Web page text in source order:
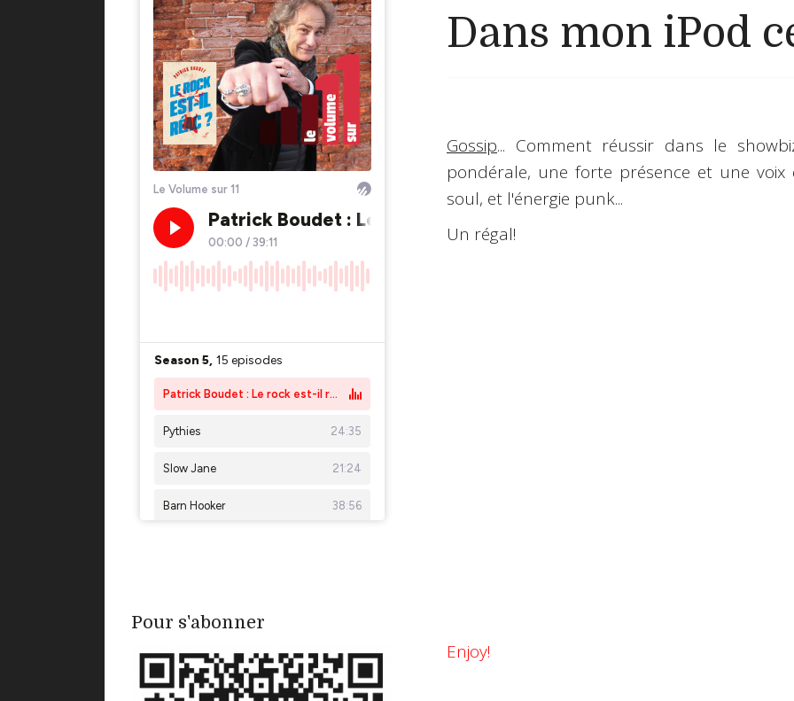
Pour s'abonner
Dans mon iPod
Gossip... Comment réussir dans le
pondérale, une forte présence et une voix
soul, et l'énergie punk...
Un régal!
Enjoy!